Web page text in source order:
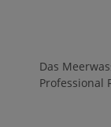
Das
Professional